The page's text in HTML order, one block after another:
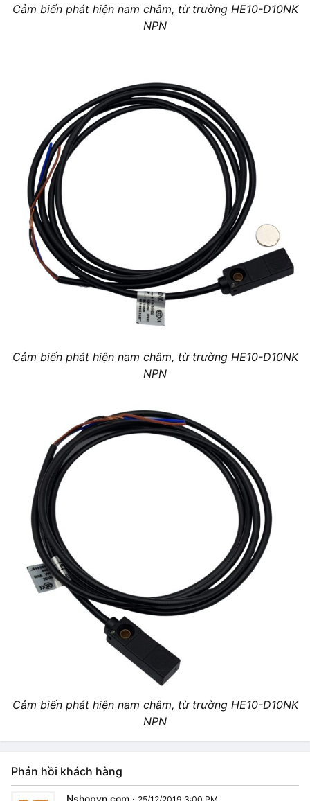
Cảm biến phát hiện nam châm, từ trường HE10-D10NK
NPN
Cảm biến phát hiện nam châm, từ trường HE10-D10NK
NPN
Cảm biến phát hiện nam châm, từ trường HE10-D10NK
NPN
Phản hồi khách hàng
Nshopvn.com ·